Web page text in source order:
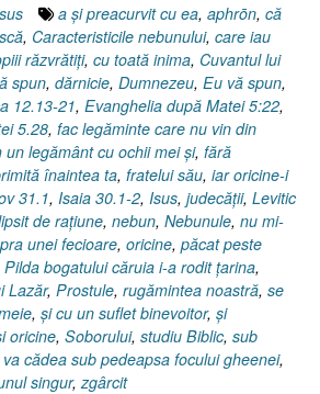
a şi preacurvit cu ea, aphrōn, că
, Caracteristicile nebunului, care iau
răzvrătiţi, cu toată inima, Cuvantul lui
spun, dărnicie, Dumnezeu, Eu vă spun,
12.13-21, Evanghelia după Matei 5:22,
5.28, fac legăminte care nu vin din
un legământ cu ochii mei şi, fără
înaintea ta, fratelui său, iar oricine-i
31.1, Isaia 30.1-2, Isus, judecăţii, Levitic
de raţiune, nebun, Nebunule, nu mi-
unei fecioare, oricine, păcat peste
Pilda bogatului căruia i-a rodit ţarina,
Lazăr, Prostule, rugămintea noastră, se
, şi cu un suflet binevoitor, şi
oricine, Soborului, studiu Biblic, sub
va cădea sub pedeapsa focului gheenei,
singur, zgârcit